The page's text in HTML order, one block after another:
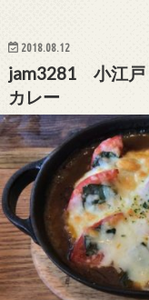
2018.08.12
jam3281 小江戸
カレー